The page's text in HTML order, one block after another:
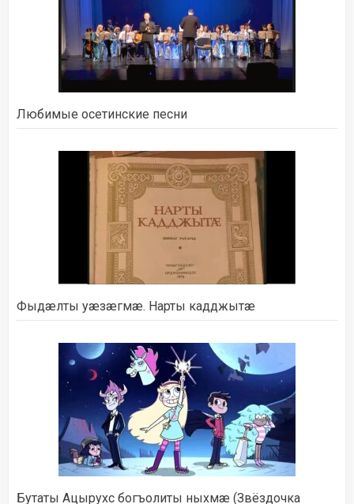
Любимые осетинские песни
Фыдæлты уæзæгмæ. Нарты кадджытæ
Бутаты Ацырухс богъолиты ныхмæ (Звёздочка